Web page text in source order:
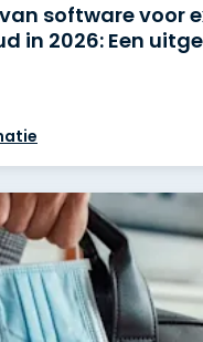
software voor
in 2026: Een